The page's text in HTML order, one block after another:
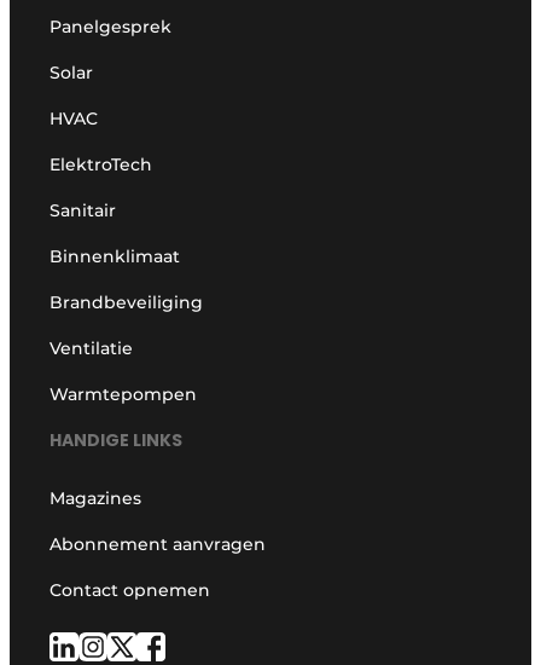
Panelgesprek
Solar
HVAC
ElektroTech
Sanitair
Binnenklimaat
Brandbeveiliging
Ventilatie
Warmtepompen
HANDIGE LINKS
Magazines
Abonnement aanvragen
Contact opnemen